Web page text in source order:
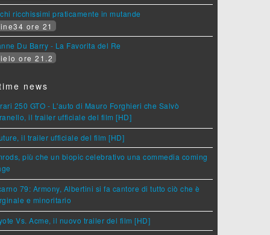
ricchissimi praticamente in mutande
ore 21
Du Barry - La Favorita del Re
ore 21.2
news
250 GTO - L'auto di Mauro Forghieri che Salvò
il trailer ufficiale del film [HD]
il trailer ufficiale del film [HD]
più che un biopic celebrativo una commedia coming
79: Armony, Albertini si fa cantore di tutto ciò che è
e minoritario
Vs. Acme, il nuovo trailer del film [HD]